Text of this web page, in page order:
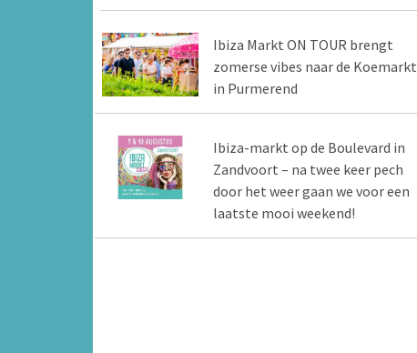
Ibiza Markt ON TOUR brengt
zomerse vibes naar de Koemarkt
in Purmerend
Ibiza-markt op de Boulevard in
Zandvoort – na twee keer pech
door het weer gaan we voor een
laatste mooi weekend!